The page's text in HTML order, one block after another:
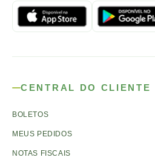
CENTRAL DO CLIENTE
BOLETOS
MEUS PEDIDOS
NOTAS FISCAIS